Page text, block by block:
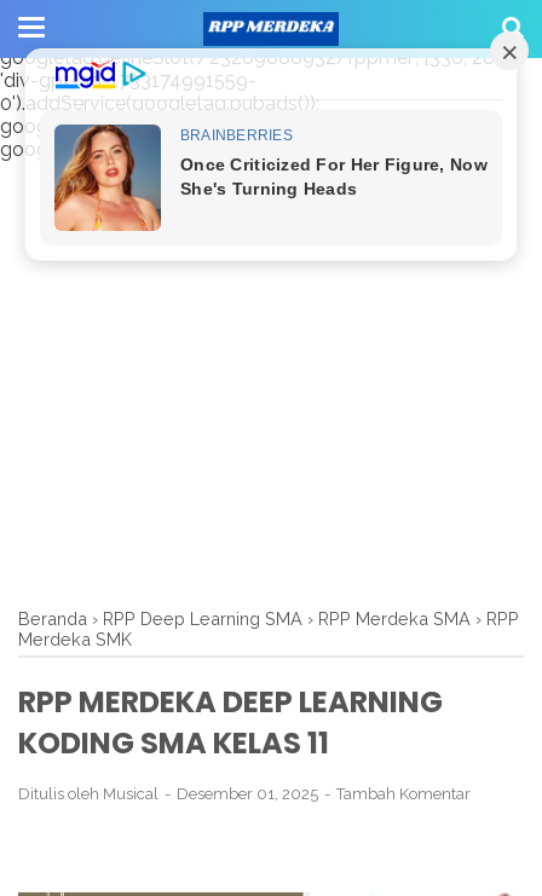
window.googletag = window.googletag || {cmd: []};
googletag.cmd.push(function() {
googletag.defineSlot('/23209888932/rppmer', [336, 280],
'div-gpt-ad-1733174991559-
0').addService(googletag.pubads());
googletag.pubads().enableSingleRequest();
googletag.enableServices(); });
Beranda › RPP Deep Learning SMA › RPP Merdeka SMA › RPP
Merdeka SMK
RPP MERDEKA DEEP LEARNING
KODING SMA KELAS 11
Ditulis oleh Musical Desember 01, 2025 Tambah Komentar